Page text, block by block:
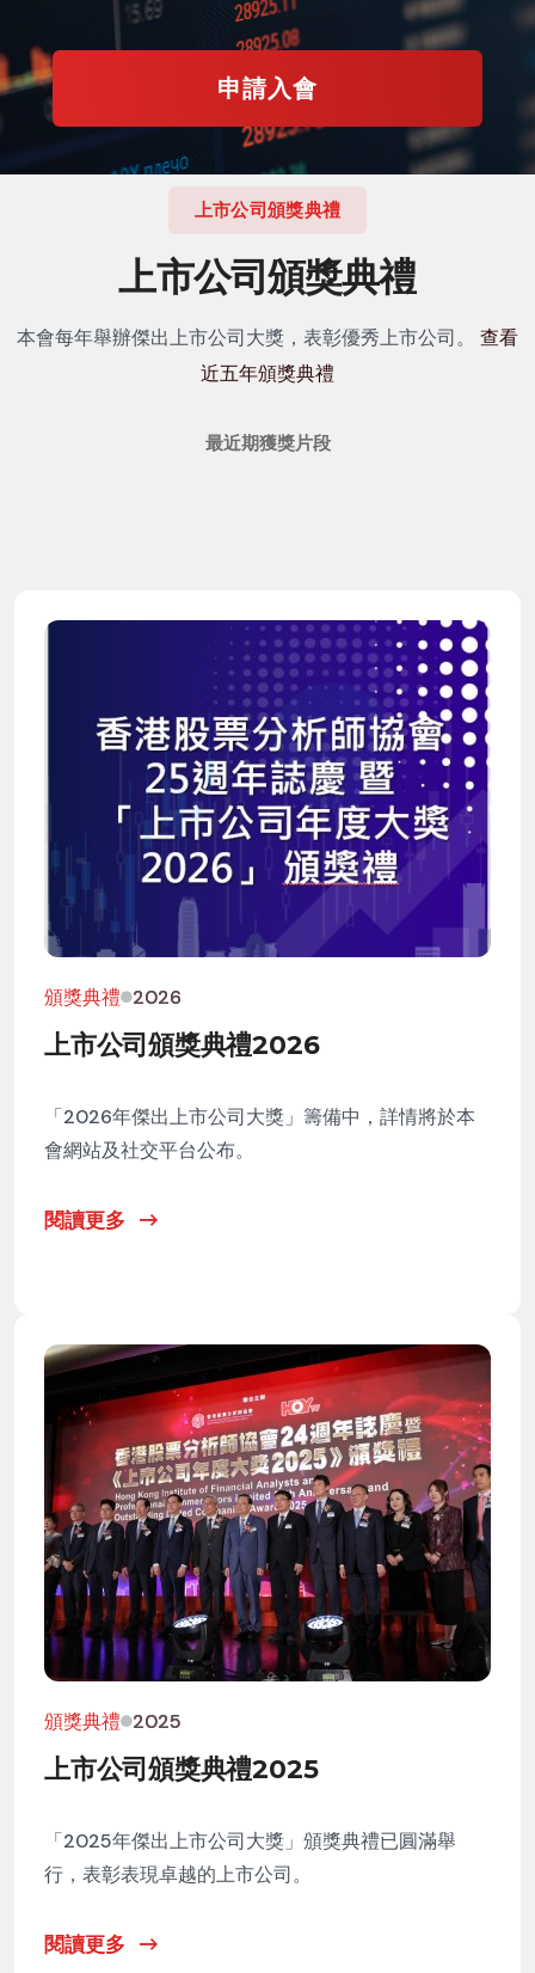
申請入會
上市公司頒獎典禮
上市公司頒獎典禮
本會每年舉辦傑出上市公司大獎，表彰優秀上市公司。 查看
近五年頒獎典禮
最近期獲獎片段
頒獎典禮 2026
上市公司頒獎典禮2026
「2026年傑出上市公司大獎」籌備中，詳情將於本
會網站及社交平台公布。
閱讀更多
頒獎典禮 2025
上市公司頒獎典禮2025
「2025年傑出上市公司大獎」頒獎典禮已圓滿舉
行，表彰表現卓越的上市公司。
閱讀更多